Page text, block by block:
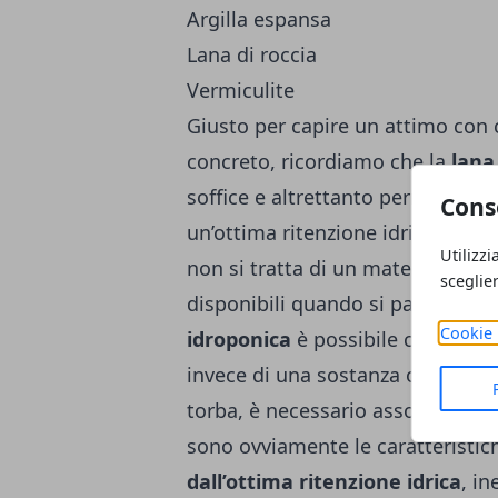
Cookie
Argilla espansa
Lana di roccia
Vermiculite
Giusto per capire un attimo con
concreto, ricordiamo che la
soffice e altrettanto permeabile.
un’ottima ritenzione idrica. Un
non si tratta di un materiale
disponibili quando si parla del
idroponica è possibile chiamare
invece di una sostanza
torba, è necessario associarla
sono ovviamente le
dall’ottima ritenzione idrica,